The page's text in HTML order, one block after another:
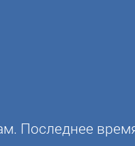
Последнее